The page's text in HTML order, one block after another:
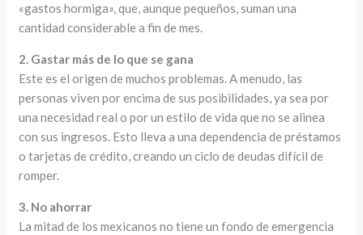
«gastos hormiga», que, aunque pequeños, suman una
cantidad considerable a fin de mes.
2. Gastar más de lo que se gana
Este es el origen de muchos problemas. A menudo, las
personas viven por encima de sus posibilidades, ya sea por
una necesidad real o por un estilo de vida que no se alinea
con sus ingresos. Esto lleva a una dependencia de préstamos
o tarjetas de crédito, creando un ciclo de deudas difícil de
romper.
3. No ahorrar
La mitad de los mexicanos no tiene un fondo de emergencia